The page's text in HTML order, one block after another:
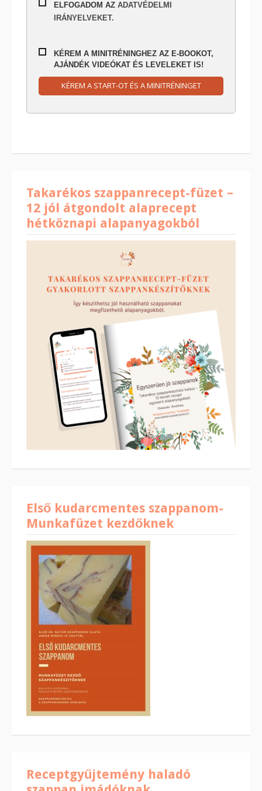
ELFOGADOM AZ ADATVÉDELMI
IRÁNYELVEKET.
KÉREM A MINITRÉNINGHEZ AZ E-BOOKOT,
AJÁNDÉK VIDEÓKAT ÉS LEVELEKET IS!
KÉREM A START-OT ÉS A MINITRÉNINGET
Takarékos szappanrecept-füzet –
12 jól átgondolt alaprecept
hétköznapi alapanyagokból
Első kudarcmentes szappanom-
Munkafüzet kezdőknek
Receptgyűjtemény haladó